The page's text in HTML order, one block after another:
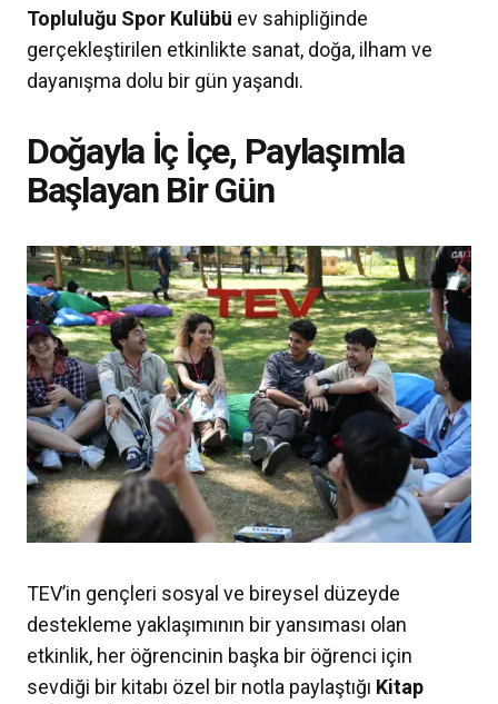
Topluluğu Spor Kulübü ev sahipliğinde
gerçekleştirilen etkinlikte sanat, doğa, ilham ve
dayanışma dolu bir gün yaşandı.
Doğayla İç İçe, Paylaşımla
Başlayan Bir Gün
TEV’in gençleri sosyal ve bireysel düzeyde
destekleme yaklaşımının bir yansıması olan
etkinlik, her öğrencinin başka bir öğrenci için
sevdiği bir kitabı özel bir notla paylaştığı Kitap